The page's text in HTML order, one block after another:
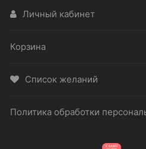
Личный кабинет
Корзина
Список желаний
Политика обработки